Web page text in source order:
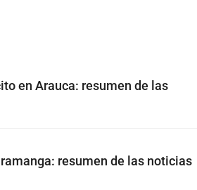
en Arauca: resumen de las
resumen de las noticias